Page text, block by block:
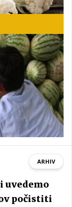
ARHIV
uvedemo
počistiti